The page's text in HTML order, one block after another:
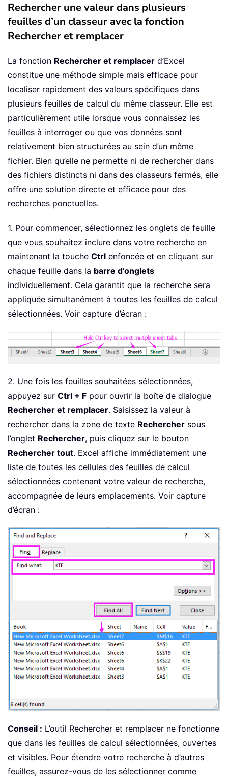
Rechercher une valeur dans plusieurs
feuilles d’un classeur avec la fonction
Rechercher et remplacer
La fonction Rechercher et remplacer d’Excel
constitue une méthode simple mais efficace pour
localiser rapidement des valeurs spécifiques dans
plusieurs feuilles de calcul du même classeur. Elle est
particulièrement utile lorsque vous connaissez les
feuilles à interroger ou que vos données sont
relativement bien structurées au sein d’un même
fichier. Bien qu’elle ne permette ni de rechercher dans
des fichiers distincts ni dans des classeurs fermés, elle
offre une solution directe et efficace pour des
recherches ponctuelles.
1. Pour commencer, sélectionnez les onglets de feuille
que vous souhaitez inclure dans votre recherche en
maintenant la touche Ctrl enfoncée et en cliquant sur
chaque feuille dans la barre d’onglets
individuellement. Cela garantit que la recherche sera
appliquée simultanément à toutes les feuilles de calcul
sélectionnées. Voir capture d’écran :
2. Une fois les feuilles souhaitées sélectionnées,
appuyez sur Ctrl + F pour ouvrir la boîte de dialogue
Rechercher et remplacer. Saisissez la valeur à
rechercher dans la zone de texte Rechercher sous
l’onglet Rechercher, puis cliquez sur le bouton
Rechercher tout. Excel affiche immédiatement une
liste de toutes les cellules des feuilles de calcul
sélectionnées contenant votre valeur de recherche,
accompagnée de leurs emplacements. Voir capture
d’écran :
Conseil : L’outil Rechercher et remplacer ne fonctionne
que dans les feuilles de calcul sélectionnées, ouvertes
et visibles. Pour étendre votre recherche à d’autres
feuilles, assurez-vous de les sélectionner comme